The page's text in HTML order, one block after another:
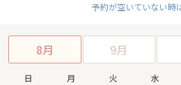
予約が空いていない時
8月 9月
日 月 火 水